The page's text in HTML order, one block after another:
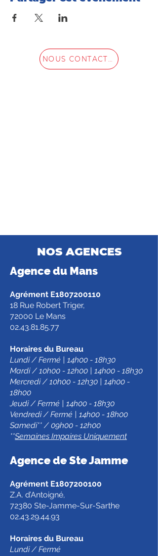
NOUS CONTACTER
NOS AGENCES
Agence du Mans
Agrément E1807200110
18 Rue Robert Triger,
72000 Le Mans
02.43.81.85.77
Horaires du Bureau
Lundi / Fermé | 14h00 - 18h30
Mardi / 10h00 - 12h00 | 14h00 - 18h30
Mercredi / 10h00 - 12h30 | 14h00 -
18h00
Jeudi / Fermé | 14h00 - 18h30
Vendredi / Fermé | 14h00 - 18h00
Samedi** / 09h00 - 12h00
**Semaines Impaires Uniquement
Agence de Ste Jamme
Agrément E1807200100
Z.A. d’Antoigné,
72380 Ste-Jamme-Sur-Sarthe
02.43.29.44.93
Horaires du Bureau
Lundi / Fermé